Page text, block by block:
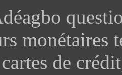
monétaires
de